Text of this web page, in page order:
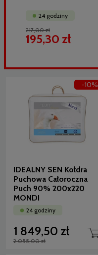
24 godziny
217,00 zł
195,30 zł
IDEALNY SEN Kołdra
Puchowa Całoroczna
Puch 90% 200x220
MONDI
24 godziny
1 849,50 zł
2 055,00 zł
-10%